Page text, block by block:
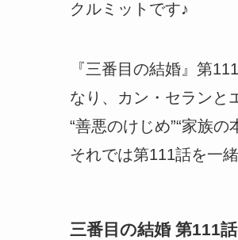
クルミットです♪
『三番目の結婚』第
なり、カン・セランと
“善悪のけじめ”“家族
それでは第111話を一
三番目の結婚 第111